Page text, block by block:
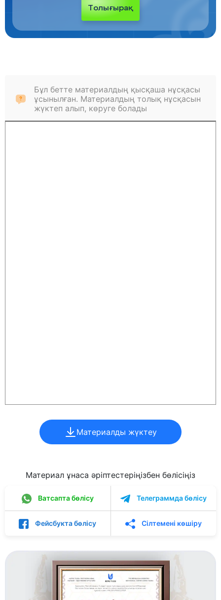
Толығырақ
Бұл бетте материалдың қысқаша нұсқасы
ұсынылған. Материалдың толық нұсқасын
жүктеп алып, көруге болады
Материалды жүктеу
Материал ұнаса әріптестеріңізбен бөлісіңіз
Ватсапта бөлісу Телеграммда бөлісу
Фейсбукта бөлісу Сілтемені көшіру